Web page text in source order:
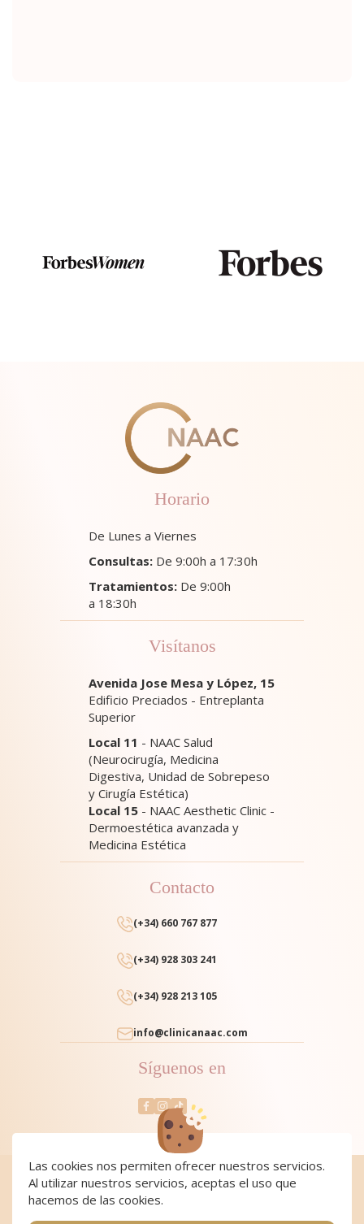
Las cookies nos permiten ofrecer nuestros servicios.
Al utilizar nuestros servicios, aceptas el uso que
hacemos de las cookies.
Horario
De Lunes a Viernes
Consultas: De 9:00h a 17:30h
Tratamientos: De 9:00h
a 18:30h
Visítanos
Avenida Jose Mesa y López, 15
Edificio Preciados - Entreplanta
Superior
Local 11 - NAAC Salud
(Neurocirugía, Medicina
Digestiva, Unidad de Sobrepeso
y Cirugía Estética)
Local 15 - NAAC Aesthetic Clinic -
Dermoestética avanzada y
Medicina Estética
Contacto
(+34) 660 767 877
(+34) 928 303 241
(+34) 928 213 105
info@clinicanaac.com
Síguenos en
Cookies| Cookies policy|Aviso Legal y Política de Privacidad
Condiciones de compra